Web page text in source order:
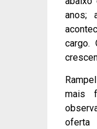
anos;
cargo.
mais